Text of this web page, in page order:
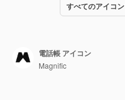
すべてのアイコ
電話帳 アイコン
Magnific